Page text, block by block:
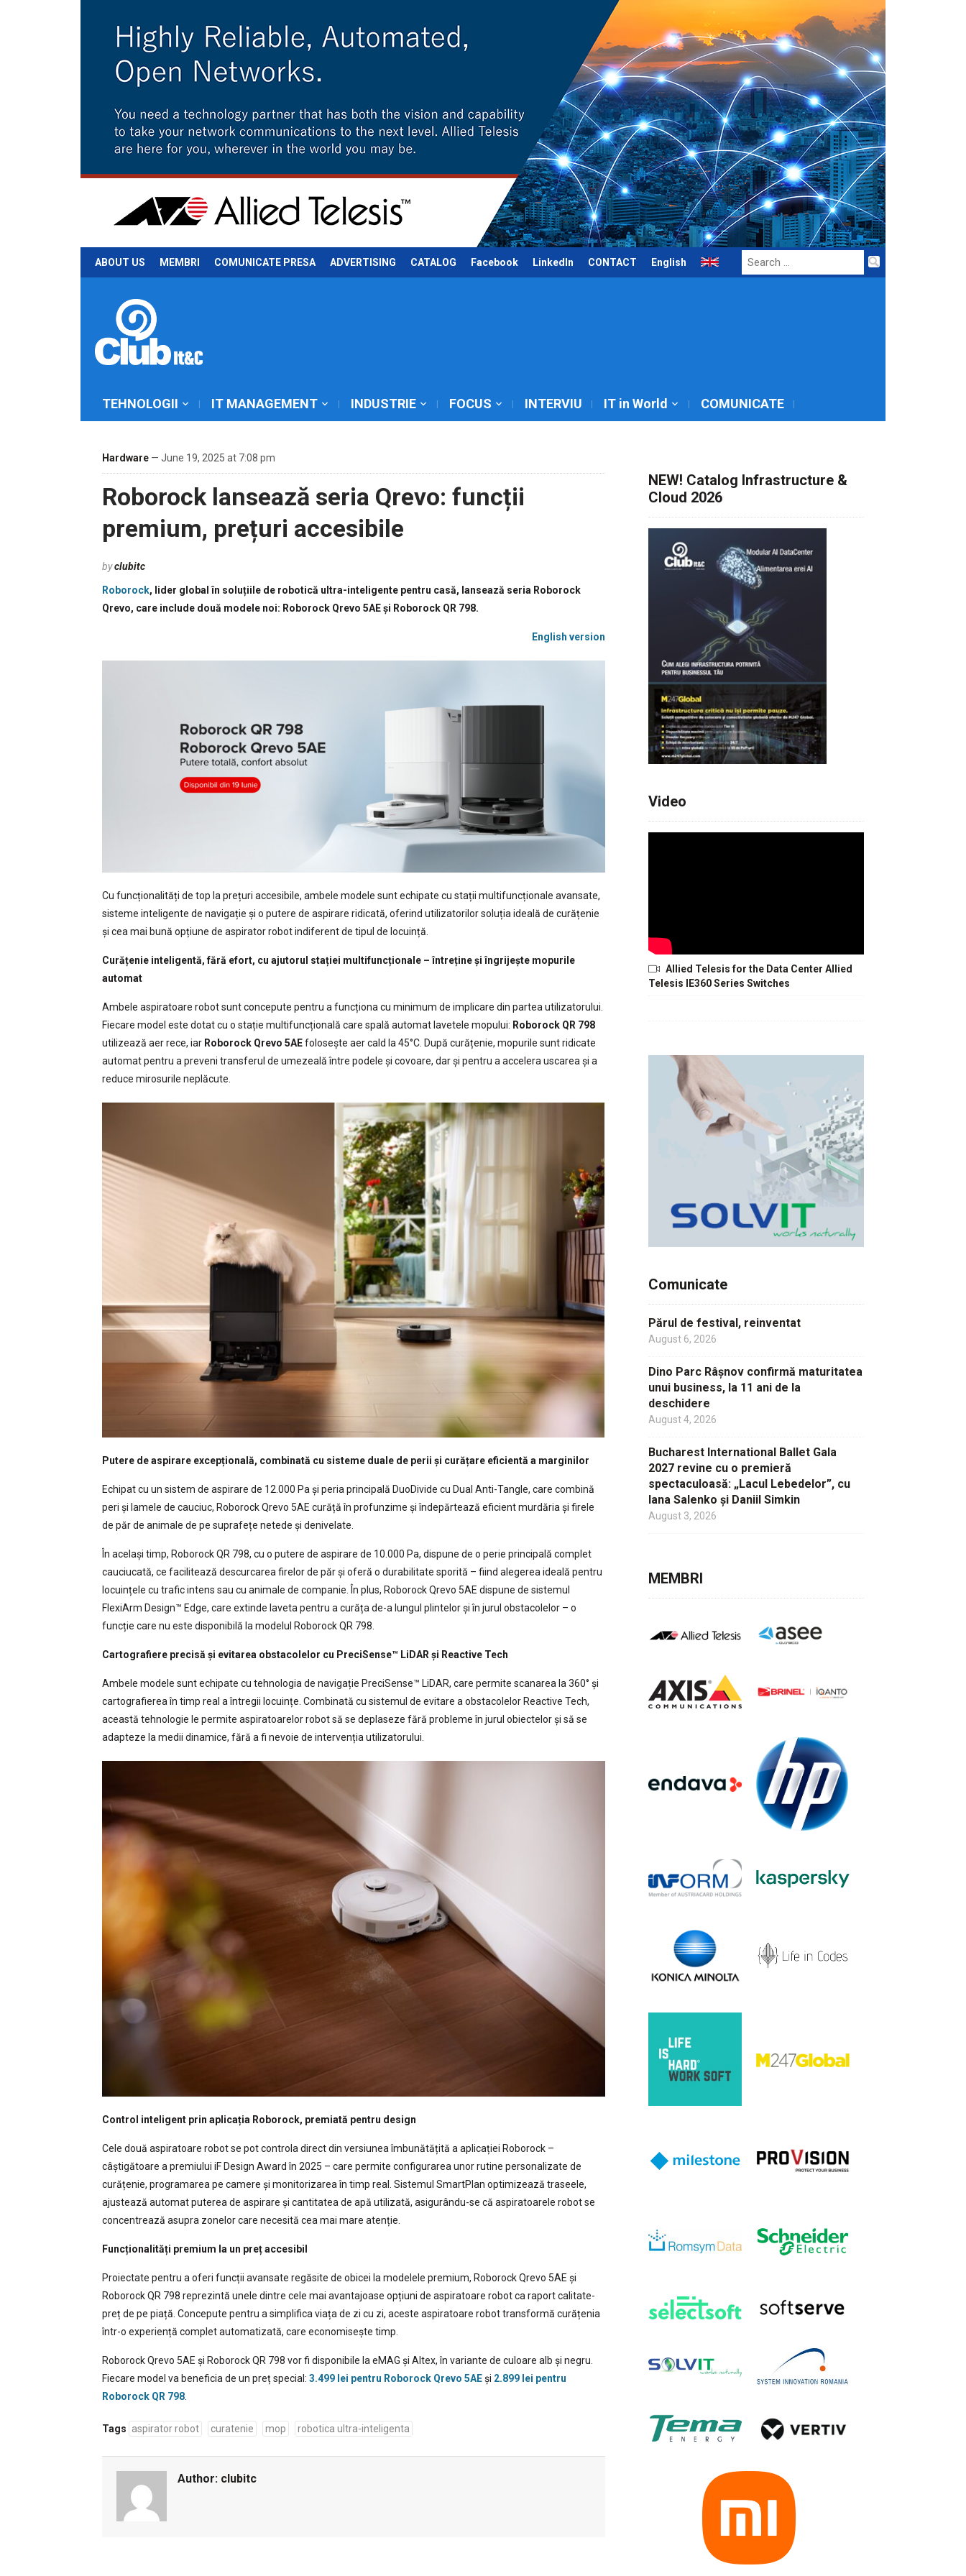
ABOUT US MEMBRI COMUNICATE PRESA ADVERTISING CATALOG Facebook LinkedIn CONTACT English
Search
for:
TEHNOLOGII IT MANAGEMENT INDUSTRIE FOCUS INTERVIU IT in World COMUNICATE
Hardware — June 19, 2025 at 7:08 pm
Roborock lansează seria Qrevo: funcții
premium, prețuri accesibile
byclubitc
Roborock, lider global în soluțiile de robotică ultra-inteligente pentru casă, lansează seria Roborock
Qrevo, care include două modele noi: Roborock Qrevo 5AE și Roborock QR 798.
English version
Cu funcționalități de top la prețuri accesibile, ambele modele sunt echipate cu stații multifuncționale avansate,
sisteme inteligente de navigație și o putere de aspirare ridicată, oferind utilizatorilor soluția ideală de curățenie
și cea mai bună opțiune de aspirator robot indiferent de tipul de locuință.
Curățenie inteligentă, fără efort, cu ajutorul stației multifuncționale – întreține și îngrijește mopurile
automat
Ambele aspiratoare robot sunt concepute pentru a funcționa cu minimum de implicare din partea utilizatorului.
Fiecare model este dotat cu o stație multifuncțională care spală automat lavetele mopului: Roborock QR 798
utilizează aer rece, iar Roborock Qrevo 5AEfolosește aer cald la 45°C. După curățenie, mopurile sunt ridicate
automat pentru a preveni transferul de umezeală între podele și covoare, dar și pentru a accelera uscarea și a
reduce mirosurile neplăcute.
Putere de aspirare excepțională, combinată cu sisteme duale de perii și curățare eficientă a marginilor
Echipat cu un sistem de aspirare de 12.000 Pa și peria principală DuoDivide cu Dual Anti-Tangle, care combină
peri și lamele de cauciuc, Roborock Qrevo 5AE curăță în profunzime și îndepărtează eficient murdăria și firele
de păr de animale de pe suprafețe netede și denivelate.
În același timp, Roborock QR 798, cu o putere de aspirare de 10.000 Pa, dispune de o perie principală complet
cauciucată, ce facilitează descurcarea firelor de păr și oferă o durabilitate sporită – fiind alegerea ideală pentru
locuințele cu trafic intens sau cu animale de companie. În plus, Roborock Qrevo 5AE dispune de sistemul
FlexiArm Design™ Edge, care extinde laveta pentru a curăța de-a lungul plintelor și în jurul obstacolelor – o
funcție care nu este disponibilă la modelul Roborock QR 798.
Cartografiere precisă și evitarea obstacolelor cu PreciSense™ LiDAR și Reactive Tech
Ambele modele sunt echipate cu tehnologia de navigație PreciSense™ LiDAR, care permite scanarea la 360° și
cartografierea în timp real a întregii locuințe. Combinată cu sistemul de evitare a obstacolelor Reactive Tech,
această tehnologie le permite aspiratoarelor robot să se deplaseze fără probleme în jurul obiectelor și să se
adapteze la medii dinamice, fără a fi nevoie de intervenția utilizatorului.
Control inteligent prin aplicația Roborock, premiată pentru design
Cele două aspiratoare robot se pot controla direct din versiunea îmbunătățită a aplicației Roborock –
câștigătoare a premiului iF Design Award în 2025 – care permite configurarea unor rutine personalizate de
curățenie, programarea pe camere și monitorizarea în timp real. Sistemul SmartPlan optimizează traseele,
ajustează automat puterea de aspirare și cantitatea de apă utilizată, asigurându-se că aspiratoarele robot se
concentrează asupra zonelor care necesită cea mai mare atenție.
Funcționalități premium la un preț accesibil
Proiectate pentru a oferi funcții avansate regăsite de obicei la modelele premium, Roborock Qrevo 5AE și
Roborock QR 798 reprezintă unele dintre cele mai avantajoase opțiuni de aspiratoare robot ca raport calitate-
preț de pe piață. Concepute pentru a simplifica viața de zi cu zi, aceste aspiratoare robot transformă curățenia
într-o experiență complet automatizată, care economisește timp.
Roborock Qrevo 5AE și Roborock QR 798 vor fi disponibile la eMAG și Altex, în variante de culoare alb și negru.
Fiecare model va beneficia de un preț special: 3.499 lei pentru Roborock Qrevo 5AEși 2.899 lei pentru
Roborock QR 798
Tags aspirator robot curatenie mop robotica ultra-inteligenta
Author: clubitc
NEW! Catalog Infrastructure &
Cloud 2026
Video
Allied Telesis for the Data Center Allied
Telesis IE360 Series Switches
Comunicate
Părul de festival, reinventat
August 6, 2026
Dino Parc Râșnov confirmă maturitatea
unui business, la 11 ani de la
deschidere
August 4, 2026
Bucharest International Ballet Gala
2027 revine cu o premieră
spectaculoasă: „Lacul Lebedelor”, cu
Iana Salenko și Daniil Simkin
August 3, 2026
MEMBRI